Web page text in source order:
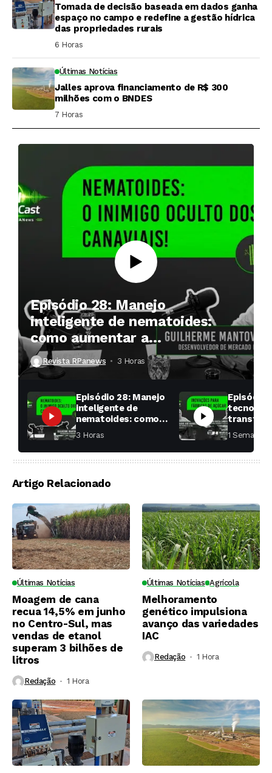
Tomada de decisão baseada em dados ganha
espaço no campo e redefine a gestão hídrica
das propriedades rurais
6 Horas ⁮
Últimas Notícias
Jalles aprova financiamento de R$ 300
milhões com o BNDES
7 Horas ⁮
Episódio 28: Manejo
inteligente de nematoides:
como aumentar a
produtividade das soqueiras?
Revista RPanews 3 Horas ⁮
Episódio 28: Manejo
inteligente de
nematoides: como
aumentar a
produtividade das
soqueiras?
3 Horas ⁮
Episódio
fábricas
1 Semana ⁮
Artigo Relacionado
Últimas Notícias
Moagem de cana
recua 14,5% em junho
no Centro-Sul, mas
vendas de etanol
superam 3 bilhões de
litros
Redação 1 Hora ⁮
Últimas Notícias Agrícola
Melhoramento
genético impulsiona
avanço das variedades
IAC
Redação 1 Hora ⁮